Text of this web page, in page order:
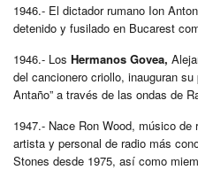
1946.- El dictador rumano Ion
detenido y fusilado en Bucarest
1946.- Los Hermanos Govea,
del cancionero criollo, inauguran
Antaño” a través de las ondas de
1947.- Nace Ron Wood, músico
artista y personal de radio más
Stones desde 1975, así como